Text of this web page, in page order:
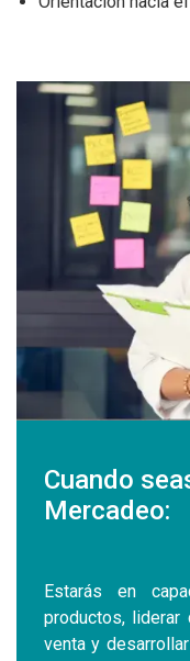
Cuando
Mercadeo:
Estarás en
productos, liderar
venta y